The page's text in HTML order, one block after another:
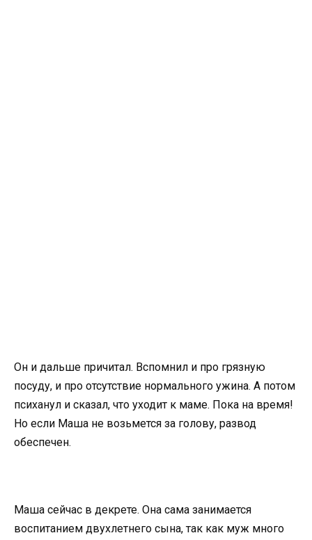
Он и дальше причитал. Вспомнил и про грязную
посуду, и про отсутствие нормального ужина. А потом
психанул и сказал, что уходит к маме. Пока на время!
Но если Маша не возьмется за голову, развод
обеспечен.
Маша сейчас в декрете. Она сама занимается
воспитанием двухлетнего сына, так как муж много